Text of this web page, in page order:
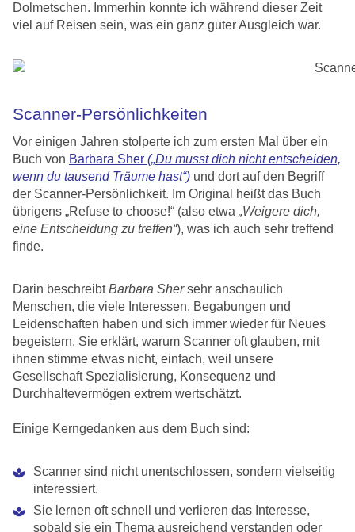
Dolmetschen. Immerhin konnte ich während dieser Zeit
viel auf Reisen sein, was ein ganz guter Ausgleich war.
Scanner-Persönlichkeiten
Vor einigen Jahren stolperte ich zum ersten Mal über ein
Buch von Barbara Sher („Du musst dich nicht entscheiden,
wenn du tausend Träume hast“) und dort auf den Begriff
der Scanner-Persönlichkeit. Im Original heißt das Buch
übrigens „Refuse to choose!“ (also etwa „Weigere dich,
eine Entscheidung zu treffen“), was ich auch sehr treffend
finde.
Darin beschreibtBarbara Shersehr anschaulich
Menschen, die viele Interessen, Begabungen und
Leidenschaften haben und sich immer wieder für Neues
begeistern. Sie erklärt, warum Scanner oft glauben, mit
ihnen stimme etwas nicht, einfach, weil unsere
Gesellschaft Spezialisierung, Konsequenz und
Durchhaltevermögen extrem wertschätzt.
Einige Kerngedanken aus dem Buch sind:
Scanner sind nicht unentschlossen, sondern vielseitig
interessiert.
Sie lernen oft schnell und verlieren das Interesse,
sobald sie ein Thema ausreichend verstanden oder